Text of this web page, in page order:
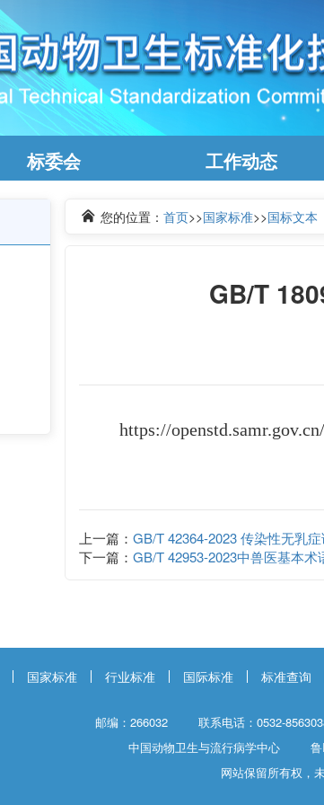
标委会 工作动态
您的位置： 首页>>国家标准>>国标文本
GB/T
https://
上一篇： GB/T 42364-2023 传染性无乳
下一篇： GB/T 42953-2023中兽医基本术
国家标准 行业标准 国际标准 标准查询
邮编：266032 联系电话：0532-
中国动物卫生与流行病学中心
网站保留所有权，